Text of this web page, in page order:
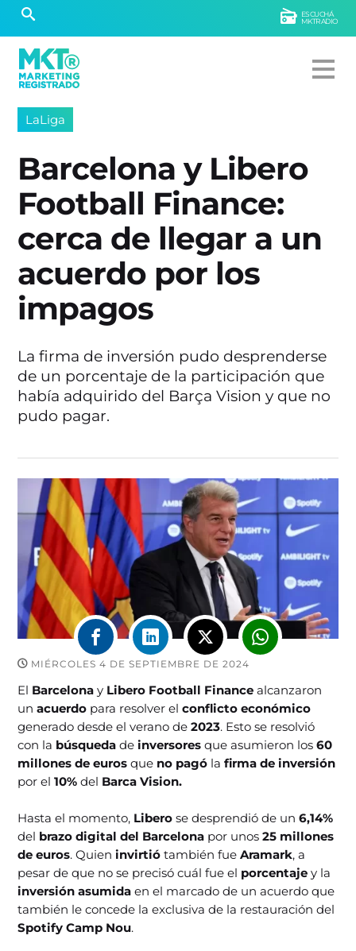
ESCUCHÁ
MKTRADIO
LaLiga
Barcelona y Libero
Football Finance:
cerca de llegar a un
acuerdo por los
impagos
La firma de inversión pudo desprenderse
de un porcentaje de la participación que
había adquirido del Barça Vision y que no
pudo pagar.
MIÉRCOLES 4 DE SEPTIEMBRE DE 2024
El Barcelonay Libero Football Financealcanzaron
unacuerdo para resolver elconflicto económico
generado desde el verano de2023. Esto se resolvió
con la búsquedadeinversoresque asumieron los60
millones de eurosque no pagó lafirma de inversión
por el10%del Barca Vision.
Hasta el momento, Liberose desprendió de un6,14%
del brazo digital del Barcelona por unos25 millones
de euros. Quieninvirtiótambién fueAramark, a
pesar de que no se precisó cuál fue el porcentajey la
inversión asumidaen el marcado de un acuerdo que
también le concede la exclusiva de la restauración del
Spotify Camp Nou.